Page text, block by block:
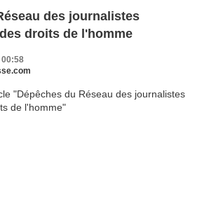
des journalistes
droits de l'homme
00:58